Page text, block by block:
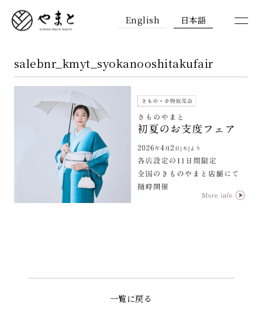
English 日本語
salebnr_kmyt_syokanooshitakufair
一覧に戻る